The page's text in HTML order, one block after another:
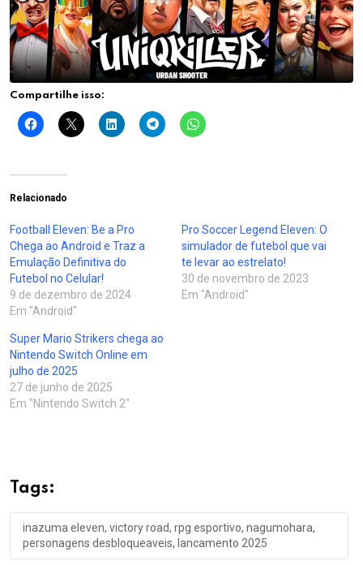
Compartilhe isso:
Relacionado
Football Eleven: Be a Pro
Chega ao Android e Traz a
Emulação Definitiva do
Futebol no Celular!
9 de dezembro de 2024
Em "Android"
Pro Soccer Legend Eleven: O
simulador de futebol que vai
te levar ao estrelato!
30 de novembro de 2023
Em "Android"
Super Mario Strikers chega ao
Nintendo Switch Online em
julho de 2025
27 de junho de 2025
Em "Nintendo Switch 2"
Tags:
inazuma eleven, victory road, rpg esportivo, nagumohara,
personagens desbloqueaveis, lancamento 2025